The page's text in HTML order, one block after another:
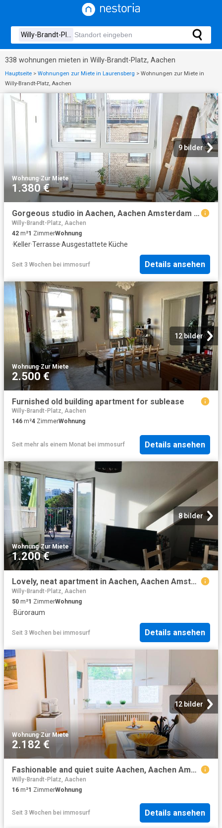
338 wohnungen mieten in Willy-Brandt-Platz, Aachen
Hauptseite > Wohnungen zur Miete in Laurensberg > Wohnungen zur Miete in
Willy-Brandt-Platz, Aachen
9 bilder
Wohnung·Zur Miete
1.380 €
Gorgeous studio in Aachen, Aachen Amsterdam Apartments for Rent
Willy-Brandt-Platz, Aachen
42 m²1 ZimmerWohnung
·Keller·Terrasse·Ausgestattete Küche
Seit 3 Wochen bei immosurf Details ansehen
12 bilder
Wohnung·Zur Miete
2.500 €
Furnished old building apartment for sublease
Willy-Brandt-Platz, Aachen
146 m²4 ZimmerWohnung
Seit mehr als einem Monat bei immosurf Details ansehen
8 bilder
Wohnung·Zur Miete
1.200 €
Lovely, neat apartment in Aachen, Aachen Amsterdam Apartments for Rent
Willy-Brandt-Platz, Aachen
50 m²1 ZimmerWohnung
·Büroraum
Seit 3 Wochen bei immosurf Details ansehen
12 bilder
Wohnung·Zur Miete
2.182 €
Fashionable and quiet suite Aachen, Aachen Amsterdam Apartments for Rent
Willy-Brandt-Platz, Aachen
16 m²1 ZimmerWohnung
Seit 3 Wochen bei immosurf Details ansehen